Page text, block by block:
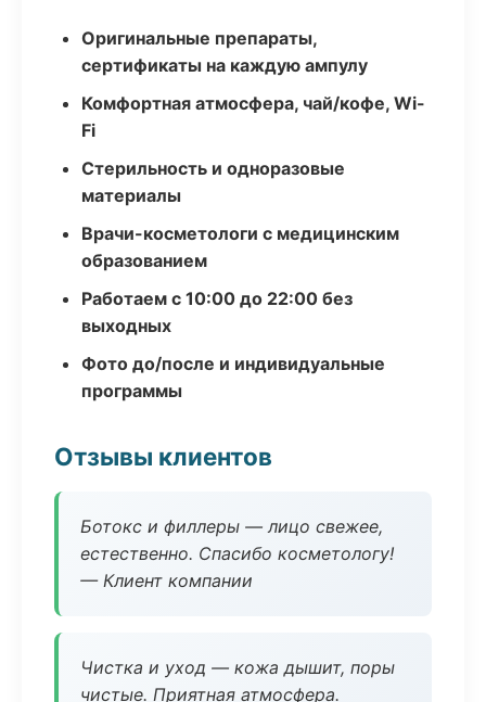
Оригинальные препараты,
сертификаты на каждую ампулу
Комфортная атмосфера, чай/кофе, Wi-
Fi
Стерильность и одноразовые
материалы
Врачи-косметологи с медицинским
образованием
Работаем с 10:00 до 22:00 без
выходных
Фото до/после и индивидуальные
программы
Отзывы клиентов
Ботокс и филлеры — лицо свежее,
естественно. Спасибо косметологу!
— Клиент компании
Чистка и уход — кожа дышит, поры
чистые. Приятная атмосфера.